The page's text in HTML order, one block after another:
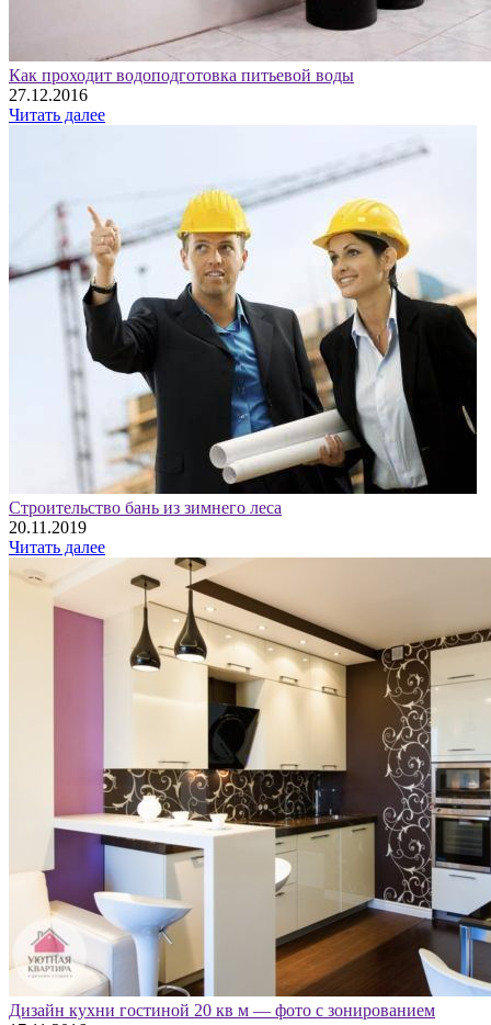
Как проходит водоподготовка питьевой воды
27.12.2016
Читать далее
Строительство бань из зимнего леса
20.11.2019
Читать далее
Дизайн кухни гостиной 20 кв м — фото с зонированием